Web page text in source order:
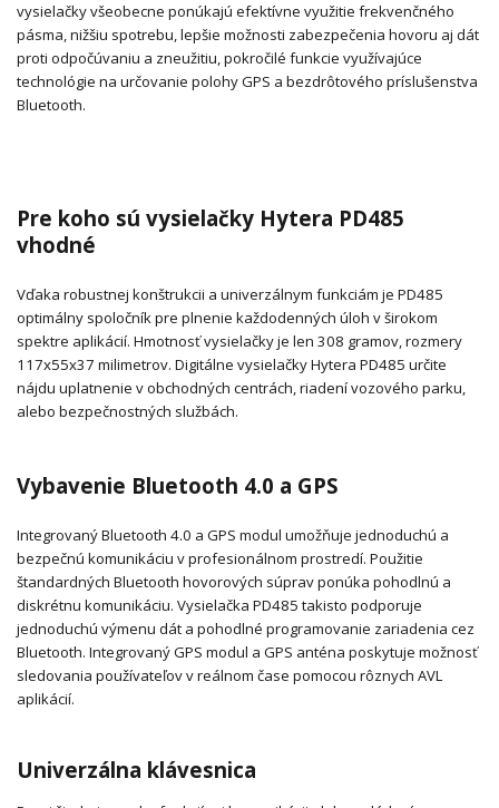
vysielačky všeobecne ponúkajú efektívne využitie frekvenčného
pásma, nižšiu spotrebu, lepšie možnosti zabezpečenia hovoru aj dát
proti odpočúvaniu a zneužitiu, pokročilé funkcie využívajúce
technológie na určovanie polohy GPS a bezdrôtového príslušenstva
Bluetooth.
Pre koho sú vysielačky Hytera PD485
vhodné
Vďaka robustnej konštrukcii a univerzálnym funkciám je PD485
optimálny spoločník pre plnenie každodenných úloh v širokom
spektre aplikácií. Hmotnosť vysielačky je len 308 gramov, rozmery
117x55x37 milimetrov. Digitálne vysielačky Hytera PD485 určite
nájdu uplatnenie v obchodných centrách, riadení vozového parku,
alebo bezpečnostných službách.
Vybavenie Bluetooth 4.0 a GPS
Integrovaný Bluetooth 4.0 a GPS modul umožňuje jednoduchú a
bezpečnú komunikáciu v profesionálnom prostredí. Použitie
štandardných Bluetooth hovorových súprav ponúka pohodlnú a
diskrétnu komunikáciu. Vysielačka PD485 takisto podporuje
jednoduchú výmenu dát a pohodlné programovanie zariadenia cez
Bluetooth. Integrovaný GPS modul a GPS anténa poskytuje možnosť
sledovania používateľov v reálnom čase pomocou rôznych AVL
aplikácií.
Univerzálna klávesnica